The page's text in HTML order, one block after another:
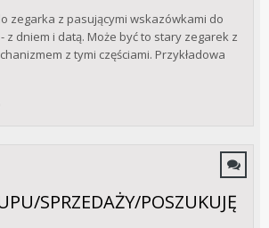
zegarka z pasującymi wskazówkami do
z dniem i datą. Może być to stary zegarek z
z tymi częściami. Przykładowa
SPRZEDAŻY/POSZUKUJĘ